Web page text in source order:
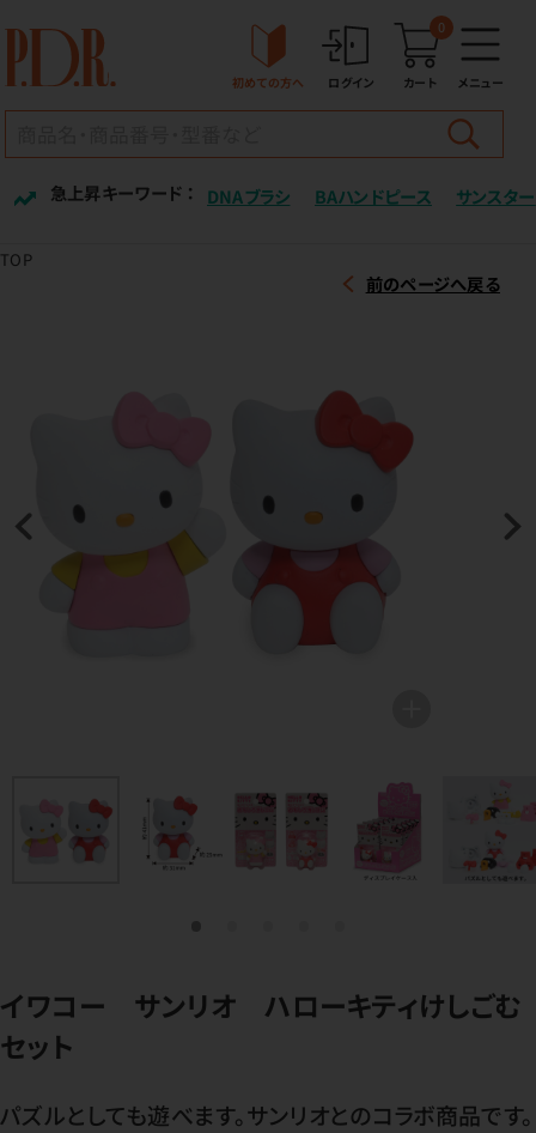
初めての方へ ログイン カート
0
メニュー
急上昇キーワード ： DNAブラシ BAハンドピース サンスター
TOP
前のページへ戻る
イワコー サンリオ ハローキティけしごむ
セット
パズルとしても遊べます。サンリオとのコラボ商品です。